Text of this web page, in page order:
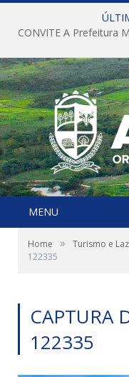
MENU
Home » Turismo e
122335
CAPTURA
122335